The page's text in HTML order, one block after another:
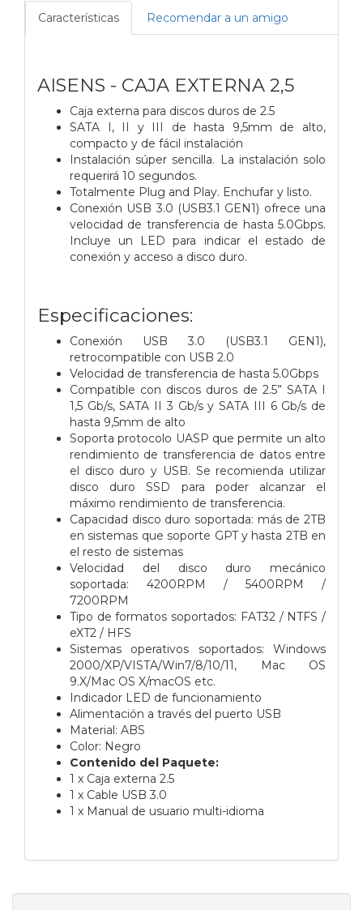
Características Recomendar a un amigo
AISENS - CAJA EXTERNA 2,5
Caja externa para discos duros de 2.5
SATA I, II y III de hasta 9,5mm de alto,
compacto y de fácil instalación
Instalación súper sencilla. La instalación solo
requerirá 10 segundos.
Totalmente Plug and Play. Enchufar y listo.
Conexión USB 3.0 (USB3.1 GEN1) ofrece una
velocidad de transferencia de hasta 5.0Gbps.
Incluye un LED para indicar el estado de
conexión y acceso a disco duro.
Especificaciones:
Conexión USB 3.0 (USB3.1 GEN1),
retrocompatible con USB 2.0
Velocidad de transferencia de hasta 5.0Gbps
Compatible con discos duros de 2.5” SATA I
1,5 Gb/s, SATA II 3 Gb/s y SATA III 6 Gb/s de
hasta 9,5mm de alto
Soporta protocolo UASP que permite un alto
rendimiento de transferencia de datos entre
el disco duro y USB. Se recomienda utilizar
disco duro SSD para poder alcanzar el
máximo rendimiento de transferencia.
Capacidad disco duro soportada: más de 2TB
en sistemas que soporte GPT y hasta 2TB en
el resto de sistemas
Velocidad del disco duro mecánico
soportada: 4200RPM / 5400RPM /
7200RPM
Tipo de formatos soportados: FAT32 / NTFS /
eXT2 / HFS
Sistemas operativos soportados: Windows
2000/XP/VISTA/Win7/8/10/11, Mac OS
9.X/Mac OS X/macOS etc.
Indicador LED de funcionamiento
Alimentación a través del puerto USB
Material: ABS
Color: Negro
Contenido del Paquete:
1 x Caja externa 2.5
1 x Cable USB 3.0
1 x Manual de usuario multi-idioma